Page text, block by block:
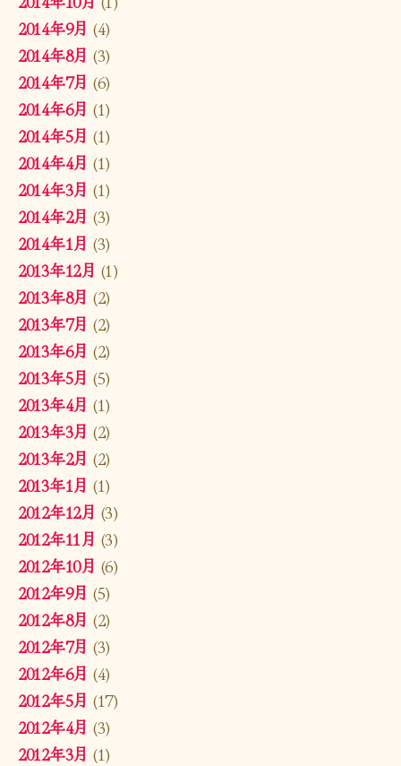
2014年9月 (4)
2014年8月 (3)
2014年7月 (6)
2014年6月 (1)
2014年5月 (1)
2014年4月 (1)
2014年3月 (1)
2014年2月 (3)
2014年1月 (3)
2013年12月 (1)
2013年8月 (2)
2013年7月 (2)
2013年6月 (2)
2013年5月 (5)
2013年4月 (1)
2013年3月 (2)
2013年2月 (2)
2013年1月 (1)
2012年12月 (3)
2012年11月 (3)
2012年10月 (6)
2012年9月 (5)
2012年8月 (2)
2012年7月 (3)
2012年6月 (4)
2012年5月 (17)
2012年4月 (3)
2012年3月 (1)